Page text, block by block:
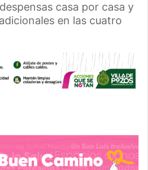
casa por casa y
en las cuatro